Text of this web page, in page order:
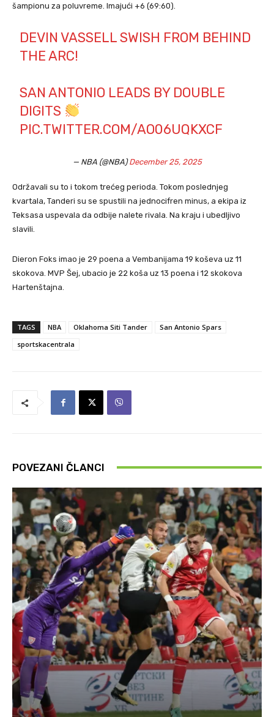
šampionu za poluvreme. Imajući +6 (69:60).
DEVIN VASSELL SWISH FROM BEHIND
THE ARC!
SAN ANTONIO LEADS BY DOUBLE
DIGITS
PIC.TWITTER.COM/AO06UQKXCF
— NBA (@NBA)December 25, 2025
Održavali su to i tokom trećeg perioda. Tokom poslednjeg
kvartala, Tanderi su se spustili na jednocifren minus, a ekipa iz
Teksasa uspevala da odbije nalete rivala. Na kraju i ubedljivo
slavili.
Dieron Foks imao je 29 poena a Vembanijama 19 koševa uz 11
skokova. MVP Šej, ubacio je 22 koša uz 13 poena i 12 skokova
Hartenštajna.
TAGS NBA Oklahoma Siti Tander
San Antonio Spars
sportskacentrala
POVEZANI ČLANCI